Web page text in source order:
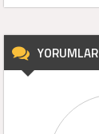
YORUMLAR